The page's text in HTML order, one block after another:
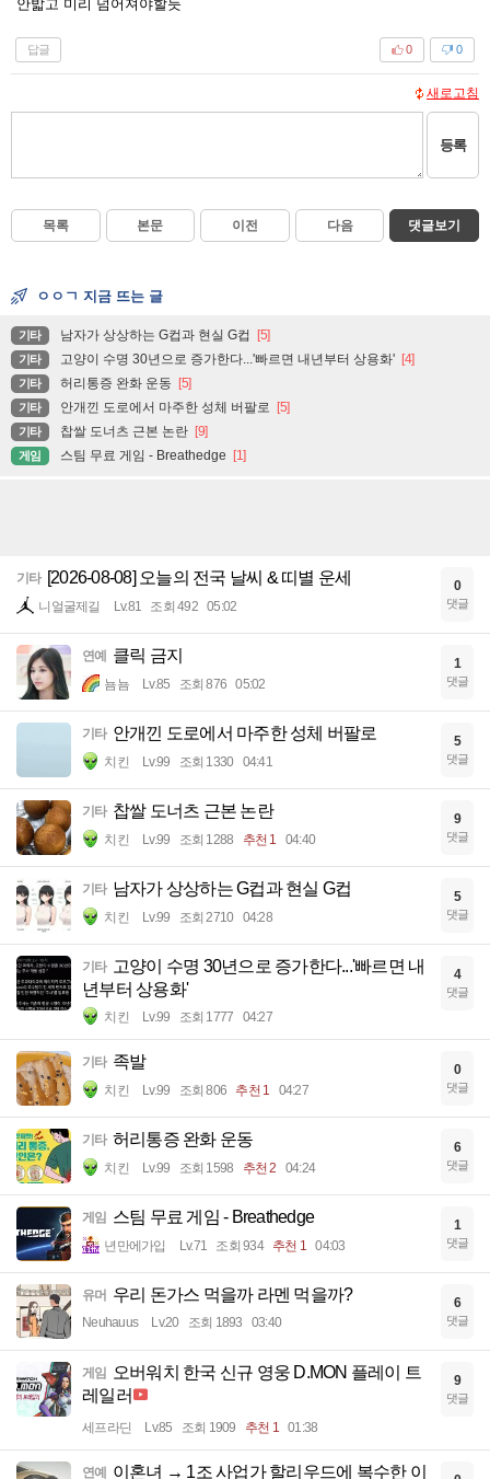
안밟고 미리 넘어져야할듯
답글 0
0
새로고침
등록
목록 본문 이전 다음 댓글보기
ㅇㅇㄱ 지금 뜨는 글
기타 남자가 상상하는 G컵과 현실 G컵 [5]
기타 고양이 수명 30년으로 증가한다...'빠르면 내년부터 상용화' [4]
기타 허리통증 완화 운동 [5]
기타 안개낀 도로에서 마주한 성체 버팔로 [5]
기타 찹쌀 도너츠 근본 논란 [9]
게임 스팀 무료 게임 - Breathedge [1]
기타 [2026-08-08] 오늘의 전국 날씨 & 띠별 운세
니얼굴제길 Lv.81 조회 492 05:02
0
댓글
연예 클릭 금지
뇸뇸 Lv.85 조회 876 05:02
1
댓글
기타 안개낀 도로에서 마주한 성체 버팔로
치킨 Lv.99 조회 1330 04:41
5
댓글
기타 찹쌀 도너츠 근본 논란
치킨 Lv.99 조회 1288 추천 1 04:40
9
댓글
기타 남자가 상상하는 G컵과 현실 G컵
치킨 Lv.99 조회 2710 04:28
5
댓글
기타 고양이 수명 30년으로 증가한다...'빠르면 내
년부터 상용화'
치킨 Lv.99 조회 1777 04:27
4
댓글
기타 족발
치킨 Lv.99 조회 806 추천 1 04:27
0
댓글
기타 허리통증 완화 운동
치킨 Lv.99 조회 1598 추천 2 04:24
6
댓글
게임 스팀 무료 게임 - Breathedge
년만에가입 Lv.71 조회 934 추천 1 04:03
1
댓글
유머 우리 돈가스 먹을까 라멘 먹을까?
Neuhauus Lv.20 조회 1893 03:40
6
댓글
게임 오버워치 한국 신규 영웅 D.MON 플레이 트
레일러
세프라딘 Lv.85 조회 1909 추천 1 01:38
9
댓글
연예 이혼녀 → 1조 사업가 할리우드에 복수한 이